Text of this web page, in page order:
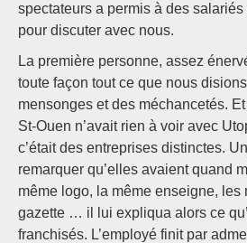
spectateurs a permis à des salariés
pour discuter avec nous.
La première personne, assez
toute façon tout ce que nous
mensonges et des méchancetés.
St-Ouen n’avait rien à voir avec
c’était des entreprises distinctes.
remarquer qu’elles avaient quand
même logo, la même enseigne, les
gazette … il lui expliqua alors ce
franchisés. L’employé finit par